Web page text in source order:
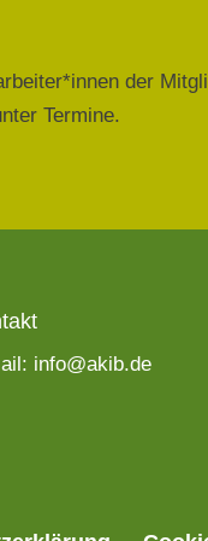
der
Termine.
info@akib.de